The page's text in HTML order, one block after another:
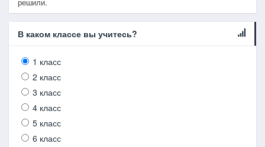
В каком классе вы учитесь?
1 класс
2 класс
3 класс
4 класс
5 класс
6 класс